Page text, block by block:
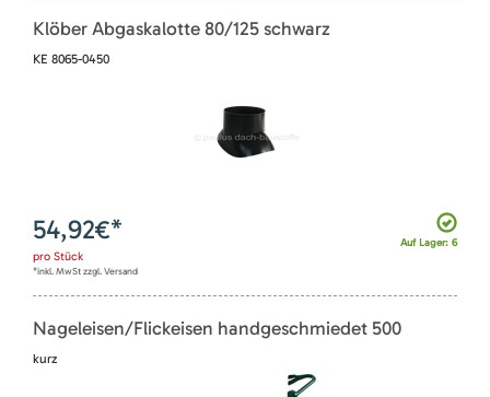
Klöber Abgaskalotte 80/125 schwarz
KE 8065-0450
Auf Lager: 6
54,92€*
pro Stück
*inkl. MwSt zzgl. Versand
Nageleisen/Flickeisen handgeschmiedet 500
kurz